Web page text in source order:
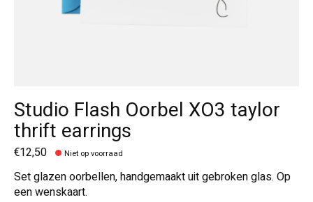
Studio Flash Oorbel XO3 taylor
thrift earrings
€12,50 Niet op voorraad
Set glazen oorbellen, handgemaakt uit gebroken glas. Op
een wenskaart.